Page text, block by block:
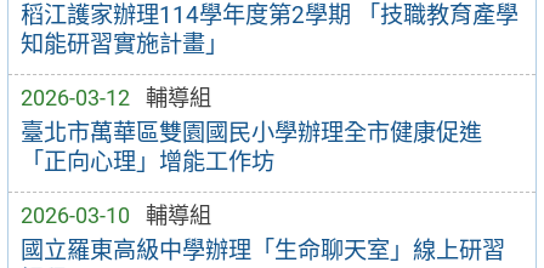
稻江護家辦理114學年度第2學期 「技職教育產學
知能研習實施計畫」
2026-03-12 輔導組
臺北市萬華區雙園國民小學辦理全市健康促進
「正向心理」增能工作坊
2026-03-10 輔導組
國立羅東高級中學辦理「生命聊天室」線上研習